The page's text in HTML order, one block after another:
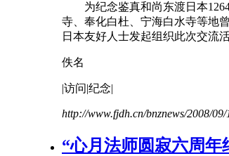
为纪念鉴真和尚东渡日本
寺、奉化白杜、宁海白水寺等地
日本友好人士发起组织此次交流
佚名
|访问|纪念|
http://www.fjdh.cn/bnznews/2008/
“心月法师圆寂六周年